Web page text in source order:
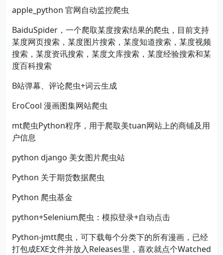
apple_python 官网自动监控爬虫
BaiduSpider，一个爬取某度搜索结果的爬虫，目前支持
某度网页搜索，某度图片搜索，某度知道搜索，某度视频
搜索，某度资讯搜索，某度文库搜索，某度经验搜索和某
度百科搜索
B站弹幕、评论爬虫+词云生成
EroCool 漫画图集网站爬虫
mt爬虫Python程序，用于爬取美tuan网站上的商铺及用
户信息
python django 美女图片爬虫站
Python 关于期货数据爬虫
Python 爬虫基金
python+Selenium爬虫：模拟登录+自动点击
Python-jmtt爬虫，可下载每个分类下的所有漫画，已经
打包成EXE文件并放入Releases里，喜欢就点个Watched